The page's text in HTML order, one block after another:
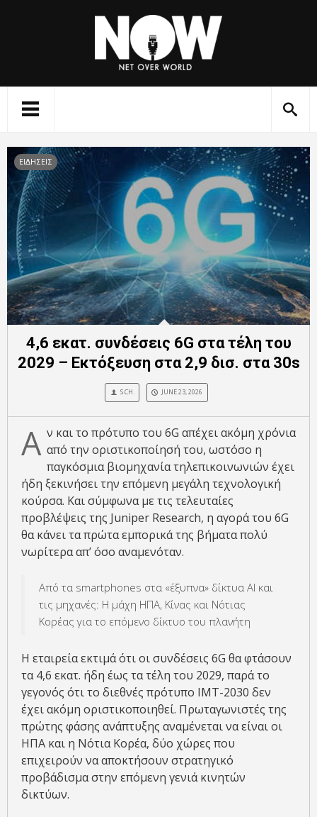
ΕΙΔΗΣΕΙΣ
4,6 εκατ. συνδέσεις 6G στα τέλη του
2029 – Εκτόξευση στα 2,9 δισ. στα 30s
S.CH. JUNE 23, 2026
Α ν και το πρότυπο του 6G απέχει ακόμη χρόνια
από την οριστικοποίησή του, ωστόσο η
παγκόσμια βιομηχανία τηλεπικοινωνιών έχει
ήδη ξεκινήσει την επόμενη μεγάλη τεχνολογική
κούρσα. Και σύμφωνα με τις τελευταίες
προβλέψεις της Juniper Research, η αγορά του 6G
θα κάνει τα πρώτα εμπορικά της βήματα πολύ
νωρίτερα απ’ όσο αναμενόταν.
Από τα smartphones στα «έξυπνα» δίκτυα AI και
τις μηχανές: Η μάχη ΗΠΑ, Κίνας και Νότιας
Κορέας για το επόμενο δίκτυο του πλανήτη
Η εταιρεία εκτιμά ότι οι συνδέσεις 6G θα φτάσουν
τα 4,6 εκατ. ήδη έως τα τέλη του 2029, παρά το
γεγονός ότι το διεθνές πρότυπο IMT-2030 δεν
έχει ακόμη οριστικοποιηθεί. Πρωταγωνιστές της
πρώτης φάσης ανάπτυξης αναμένεται να είναι οι
ΗΠΑ και η Νότια Κορέα, δύο χώρες που
επιχειρούν να αποκτήσουν στρατηγικό
προβάδισμα στην επόμενη γενιά κινητών
δικτύων.